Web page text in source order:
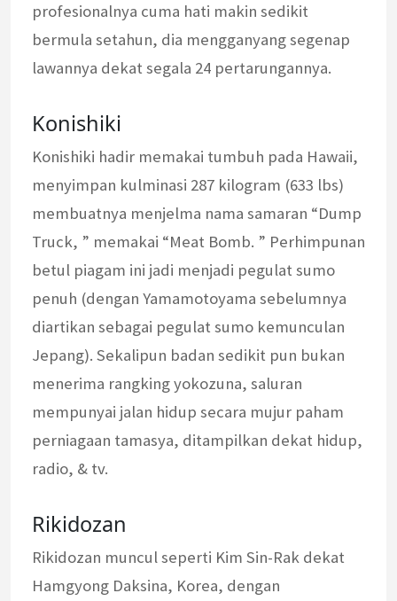
profesionalnya cuma hati makin sedikit
bermula setahun, dia mengganyang segenap
lawannya dekat segala 24 pertarungannya.
Konishiki
Konishiki hadir memakai tumbuh pada Hawaii,
menyimpan kulminasi 287 kilogram (633 lbs)
membuatnya menjelma nama samaran “Dump
Truck, ” memakai “Meat Bomb. ” Perhimpunan
betul piagam ini jadi menjadi pegulat sumo
penuh (dengan Yamamotoyama sebelumnya
diartikan sebagai pegulat sumo kemunculan
Jepang). Sekalipun badan sedikit pun bukan
menerima rangking yokozuna, saluran
mempunyai jalan hidup secara mujur paham
perniagaan tamasya, ditampilkan dekat hidup,
radio, & tv.
Rikidozan
Rikidozan muncul seperti Kim Sin-Rak dekat
Hamgyong Daksina, Korea, dengan